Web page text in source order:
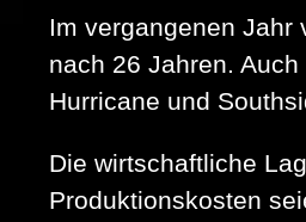
Im vergangenen Jahr
nach 26 Jahren.
Hurricane und
Die wirtschaftliche
Produktionskosten